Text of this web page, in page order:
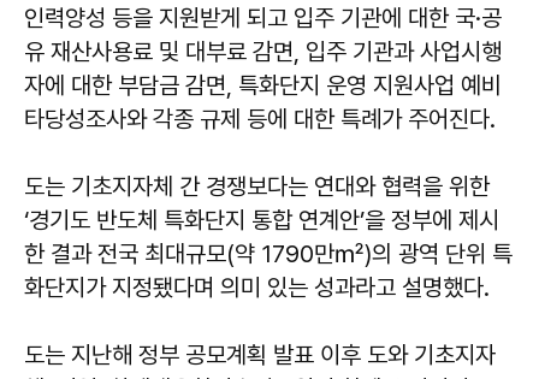
인력양성 등을 지원받게 되고 입주 기관에 대한 국·공
유 재산사용료 및 대부료 감면, 입주 기관과 사업시행
자에 대한 부담금 감면, 특화단지 운영 지원사업 예비
타당성조사와 각종 규제 등에 대한 특례가 주어진다.
도는 기초지자체 간 경쟁보다는 연대와 협력을 위한
‘경기도 반도체 특화단지 통합 연계안’을 정부에 제시
한 결과 전국 최대규모(약 1790만㎡)의 광역 단위 특
화단지가 지정됐다며 의미 있는 성과라고 설명했다.
도는 지난해 정부 공모계획 발표 이후 도와 기초지자